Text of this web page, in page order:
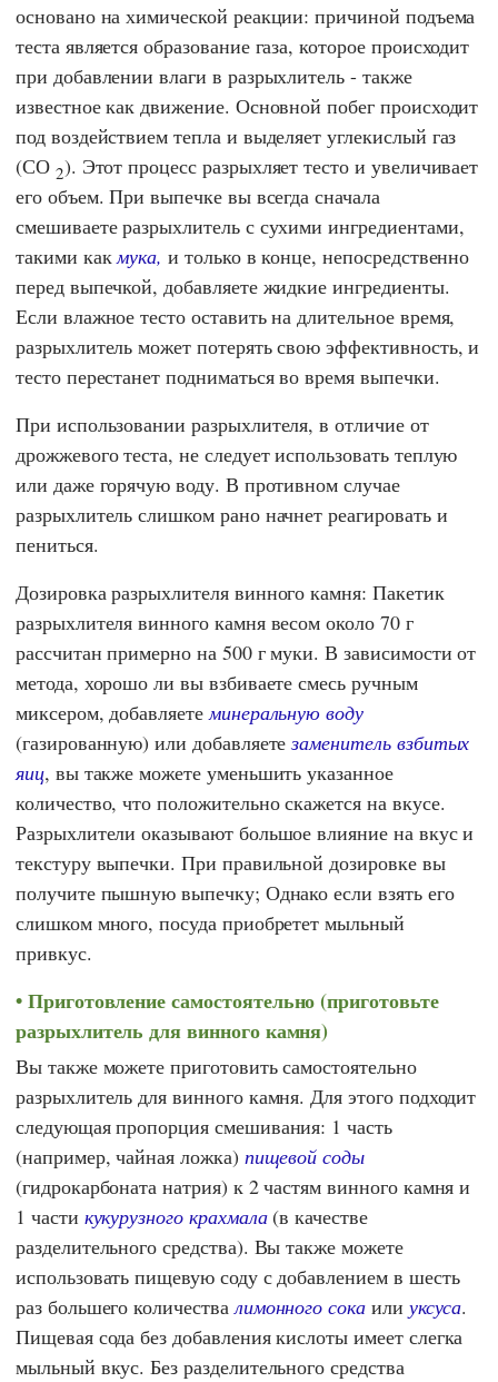
основано на химической реакции: причиной подъема
теста является образование газа, которое происходит
при добавлении влаги в разрыхлитель - также
известное как движение. Основной побег происходит
под воздействием тепла и выделяет углекислый газ
(СО 2). Этот процесс разрыхляет тесто и увеличивает
его объем. При выпечке вы всегда сначала
смешиваете разрыхлитель с сухими ингредиентами,
такими какмука, и только в конце, непосредственно
перед выпечкой, добавляете жидкие ингредиенты.
Если влажное тесто оставить на длительное время,
разрыхлитель может потерять свою эффективность, и
тесто перестанет подниматься во время выпечки.
При использовании разрыхлителя, в отличие от
дрожжевого теста, не следует использовать теплую
или даже горячую воду. В противном случае
разрыхлитель слишком рано начнет реагировать и
пениться.
Дозировка разрыхлителя винного камня: Пакетик
разрыхлителя винного камня весом около 70 г
рассчитан примерно на 500 г муки. В зависимости от
метода, хорошо ли вы взбиваете смесь ручным
миксером, добавляетеминеральную воду
(газированную) или добавляетезаменитель взбитых
яиц, вы также можете уменьшить указанное
количество, что положительно скажется на вкусе.
Разрыхлители оказывают большое влияние на вкус и
текстуру выпечки. При правильной дозировке вы
получите пышную выпечку; Однако если взять его
слишком много, посуда приобретет мыльный
привкус.
Приготовление самостоятельно (приготовьте
разрыхлитель для винного камня)
Вы также можете приготовить самостоятельно
разрыхлитель для винного камня. Для этого подходит
следующая пропорция смешивания: 1 часть
(например, чайная ложка) пищевой соды
(гидрокарбоната натрия) к 2 частям винного камня и
1 части кукурузного крахмала(в качестве
разделительного средства). Вы также можете
использовать пищевую соду с добавлением в шесть
раз большего количествалимонного сокаили уксуса.
Пищевая сода без добавления кислоты имеет слегка
мыльный вкус. Без разделительного средства